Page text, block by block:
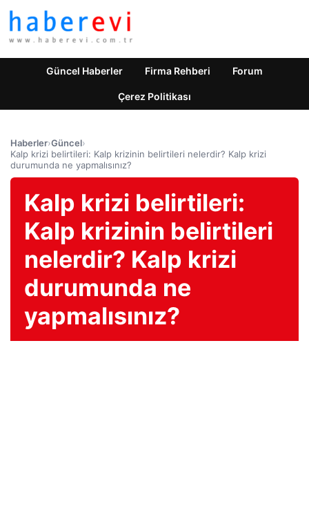
Güncel Haberler Firma Rehberi Forum
Çerez Politikası
Haberler›Güncel›
Kalp krizi belirtileri: Kalp krizinin belirtileri nelerdir? Kalp krizi
durumunda ne yapmalısınız?
Kalp krizi belirtileri:
Kalp krizinin belirtileri
nelerdir? Kalp krizi
durumunda ne
yapmalısınız?